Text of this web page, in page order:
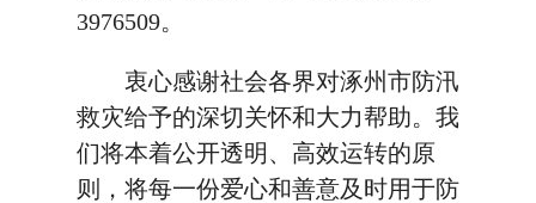
3976509。
衷心感谢社会各界对涿州市防汛
救灾给予的深切关怀和大力帮助。我
们将本着公开透明、高效运转的原
则，将每一份爱心和善意及时用于防